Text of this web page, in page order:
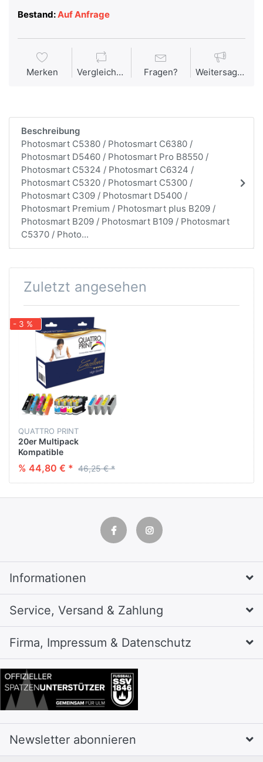
Bestand:Auf Anfrage
Merken Vergleichen Fragen? Weitersagen
Beschreibung
Photosmart C5380 / Photosmart C6380 /
Photosmart D5460 / Photosmart Pro B8550 /
Photosmart C5324 / Photosmart C6324 /
Photosmart C5320 / Photosmart C5300 /
Photosmart C309 / Photosmart D5400 /
Photosmart Premium / Photosmart plus B209 /
Photosmart B209 / Photosmart B109 / Photosmart
C5370 / Photo...
Zuletzt angesehen
- 3 %
QUATTRO PRINT
20er Multipack
Kompatible
Tintenpatronen für HP
364 XL BK : 8* 25 ML - CL
: 12* 15 ML
% 44,80 € * 46,25 € *
Informationen
Service, Versand & Zahlung
Firma, Impressum & Datenschutz
Newsletter abonnieren